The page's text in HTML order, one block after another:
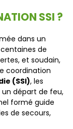
SSI ?
dans un
de
et soudain,
coordination
(SSI), les
départ de feu,
formé guide
de secours,